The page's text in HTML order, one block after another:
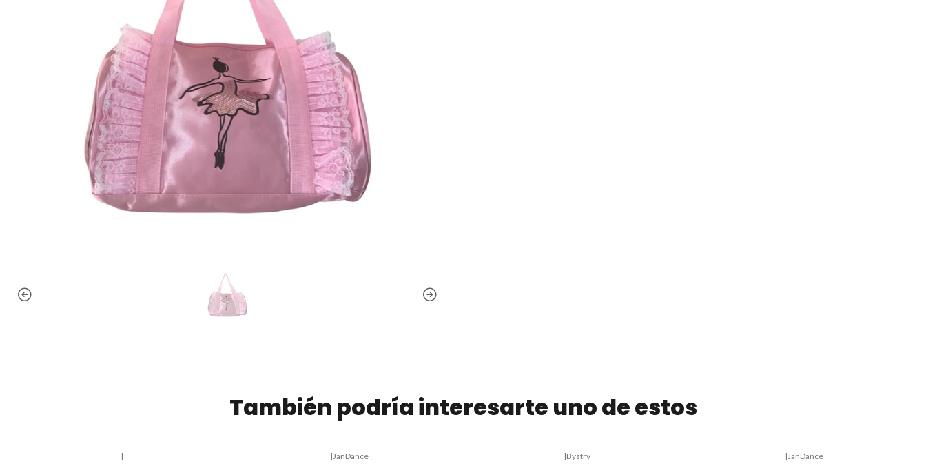
También podría interesarte uno de estos
| |JanDance |Bystry |JanDance